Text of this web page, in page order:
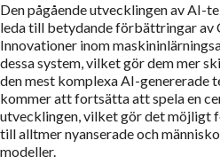
Den pågående utvecklingen av AI-
leda till betydande förbättringar av
Innovationer inom
dessa system, vilket gör dem mer
den mest komplexa AI-genererade
kommer att fortsätta att spela en
utvecklingen, vilket gör det möjligt
till alltmer nyanserade och
modeller.